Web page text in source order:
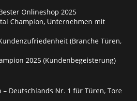
Onlineshop 2025
Champion, Unternehmen mit
(Branche Türen,
2025 (Kundenbegeisterung)
– Deutschlands Nr. 1 für Türen, Tore